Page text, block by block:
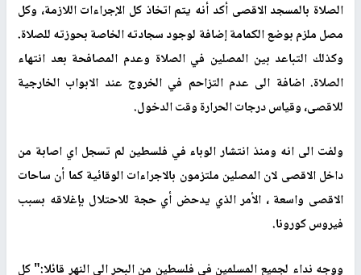
الصلاة بالمسجد الاقصى أكد أنه يتم اتخاذ كل الإجراءات اللازمة، وكل
مصل ملزم بوضع الكمامة إضافة لوجود سجادته الخاصة بحوزته للصلاة.
وكذلك التباعد بين المصلين في الصلاة وعدم المصافحة بعد انتهاء
الصلاة. اضافة الى عدم التزاحم في الخروج عند الابواب الخارجية
للاقصى، وقياس درجات الحرارة وقت الدخول.
ولفت الى انه ومنذ انتشار الوباء في فلسطين لم تسجل اي اصابة من
داخل الاقصى لان المصلين ملتزمون بالاجراءات الوقائية كما أن ساحات
الاقصى واسعة ، الأمر الذي يدحض أي حجة للاحتلال بإغلاقه بسبب
فيروس كورونا.
ووجه نداء لجميع المسلمين في فلسطين من البحر الى النهر قائلا:" كل